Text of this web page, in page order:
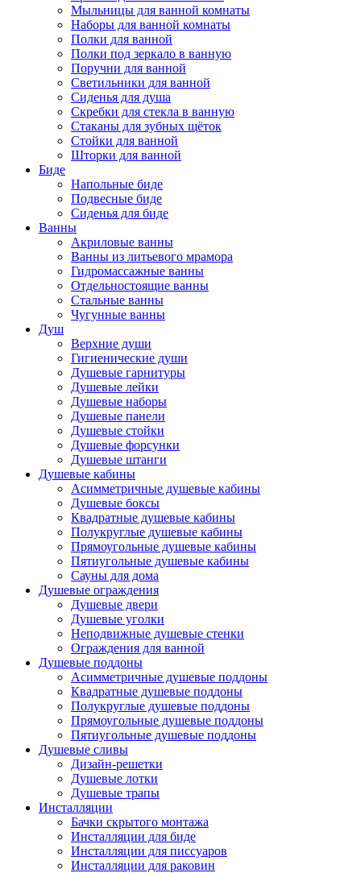
Мыльницы для ванной комнаты
Наборы для ванной комнаты
Полки для ванной
Полки под зеркало в ванную
Поручни для ванной
Светильники для ванной
Сиденья для душа
Скребки для стекла в ванную
Стаканы для зубных щёток
Стойки для ванной
Шторки для ванной
Биде
Напольные биде
Подвесные биде
Сиденья для биде
Ванны
Акриловые ванны
Ванны из литьевого мрамора
Гидромассажные ванны
Отдельностоящие ванны
Стальные ванны
Чугунные ванны
Душ
Верхние души
Гигиенические души
Душевые гарнитуры
Душевые лейки
Душевые наборы
Душевые панели
Душевые стойки
Душевые форсунки
Душевые штанги
Душевые кабины
Асимметричные душевые кабины
Душевые боксы
Квадратные душевые кабины
Полукруглые душевые кабины
Прямоугольные душевые кабины
Пятиугольные душевые кабины
Сауны для дома
Душевые ограждения
Душевые двери
Душевые уголки
Неподвижные душевые стенки
Ограждения для ванной
Душевые поддоны
Асимметричные душевые поддоны
Квадратные душевые поддоны
Полукруглые душевые поддоны
Прямоугольные душевые поддоны
Пятиугольные душевые поддоны
Душевые сливы
Дизайн-решетки
Душевые лотки
Душевые трапы
Инсталляции
Бачки скрытого монтажа
Инсталляции для биде
Инсталляции для писсуаров
Инсталляции для раковин